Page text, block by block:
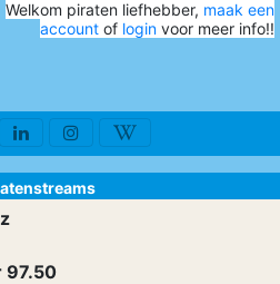
Welkom piraten liefhebber, maak een
account of login voor meer info!!
97.50